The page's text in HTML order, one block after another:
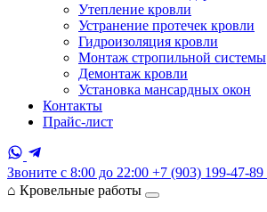
Утепление кровли
Устранение протечек кровли
Гидроизоляция кровли
Монтаж стропильной системы
Демонтаж кровли
Установка мансардных окон
Контакты
Прайс-лист
Звоните с 8:00 до 22:00 +7 (903) 199-47-89
⌂ Кровельные работы